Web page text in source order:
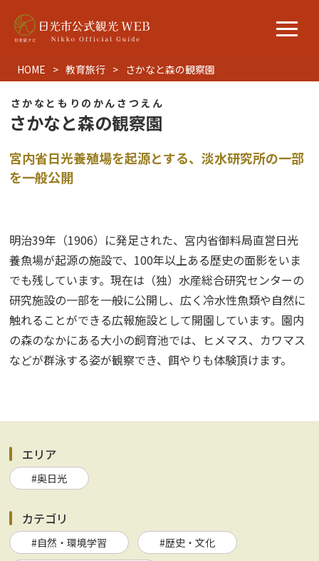
HOME 教育旅行 さかなと森の観察園
さかなと森の観察園
さかなともりのかんさつえん
宮内省日光養殖場を起源とする、淡水研究所の一部
を一般公開
明治39年（1906）に発足された、宮内省御料局直営日光
養魚場が起源の施設で、100年以上ある歴史の面影をいま
でも残しています。現在は（独）水産総合研究センターの
研究施設の一部を一般に公開し、広く冷水性魚類や自然に
触れることができる広報施設として開園しています。園内
の森のなかにある大小の飼育池では、ヒメマス、カワマス
などが群泳する姿が観察でき、餌やりも体験頂けます。
エリア
#奥日光
カテゴリ
#自然・環境学習
#歴史・文化